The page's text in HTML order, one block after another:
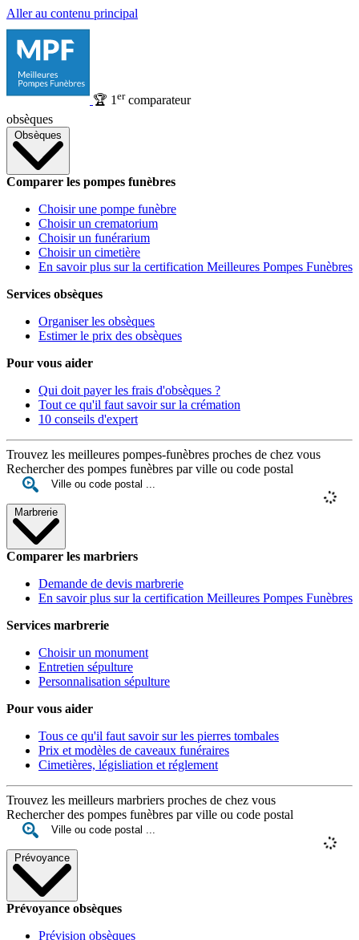
Aller au contenu principal
🏆 1 ercomparateur
obsèques
Obsèques
Comparer les pompes funèbres
Choisir une pompe funèbre
Choisir un crematorium
Choisir un funérarium
Choisir un cimetière
En savoir plus sur la certification Meilleures Pompes Funèbres
Services obsèques
Organiser les obsèques
Estimer le prix des obsèques
Pour vous aider
Qui doit payer les frais d'obsèques ?
Tout ce qu'il faut savoir sur la crémation
10 conseils d'expert
Trouvez les meilleures pompes-funèbres proches de chez vous
Rechercher des pompes funèbres par ville ou code postal
Marbrerie
Comparer les marbriers
Demande de devis marbrerie
En savoir plus sur la certification Meilleures Pompes Funèbres
Services marbrerie
Choisir un monument
Entretien sépulture
Personnalisation sépulture
Pour vous aider
Tous ce qu'il faut savoir sur les pierres tombales
Prix et modèles de caveaux funéraires
Cimetières, législiation et réglement
Trouvez les meilleurs marbriers proches de chez vous
Rechercher des pompes funèbres par ville ou code postal
Prévoyance
Prévoyance obsèques
Prévision obsèques